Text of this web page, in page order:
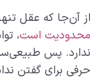
از آن‌جا که عقل
محدودیت است،
ندارد. پس
حرفی برای گفتن